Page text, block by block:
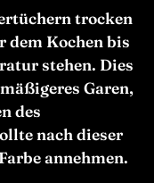
trocken
dem Kochen bis
stehen. Dies
Garen,
des
nach dieser
annehmen.